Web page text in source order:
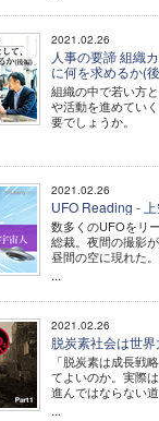
2021.02.26
人事の要諦 組織
に何を求めるか(
組織の中で若い方
や活動を進めてい
要でしょうか。
2021.02.26
UFO Reading -
数多くのUFOをリ
総裁。夜間の撮影
昼間の空に現れた。
...
2021.02.26
脱炭素社会は世
「脱炭素は成長戦
てよいのか。実際
進んではならない道
...